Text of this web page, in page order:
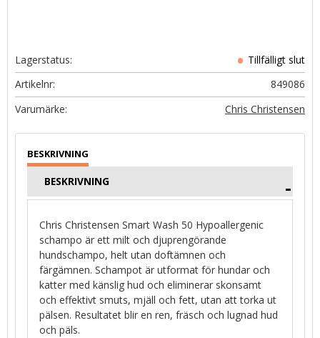
Lagerstatus
Artikelnr
849086
Chris Christensen
BESKRIVNING
Chris Christensen Smart Wash 50 Hypoallergenic
schampo är ett milt och djuprengörande
hundschampo, helt utan doftämnen och
färgämnen. Schampot är utformat för hundar och
katter med känslig hud och eliminerar skonsamt
och effektivt smuts, mjäll och fett, utan att torka ut
pälsen. Resultatet blir en ren, fräsch och lugnad hud
och päls.